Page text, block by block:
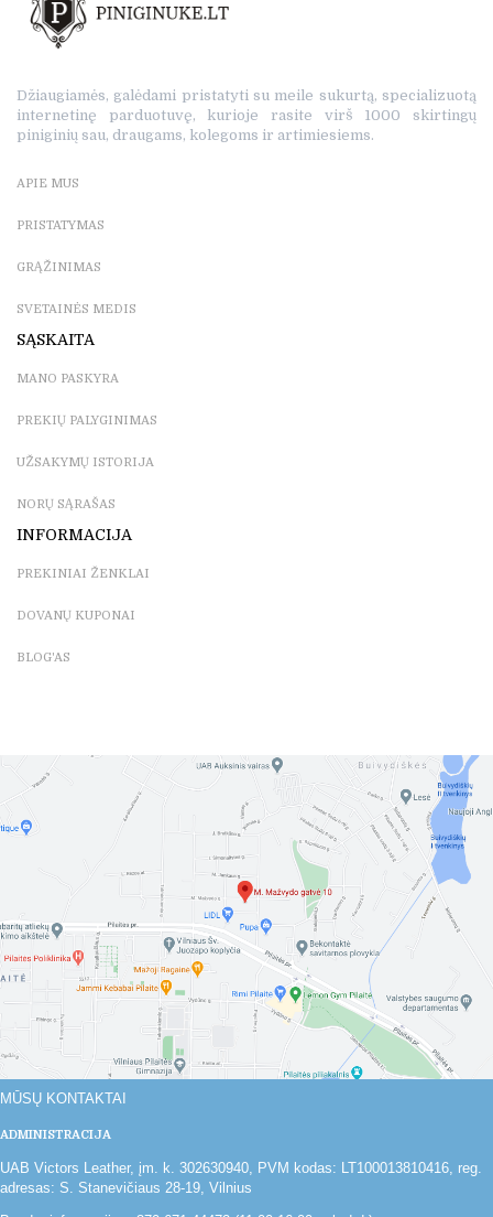
Džiaugiamės, galėdami pristatyti su meile sukurtą, specializuotą
internetinę parduotuvę, kurioje rasite virš 1000 skirtingų
piniginių sau, draugams, kolegoms ir artimiesiems.
APIE MUS
PRISTATYMAS
GRĄŽINIMAS
SVETAINĖS MEDIS
SĄSKAITA
MANO PASKYRA
PREKIŲ PALYGINIMAS
UŽSAKYMŲ ISTORIJA
NORŲ SĄRAŠAS
INFORMACIJA
PREKINIAI ŽENKLAI
DOVANŲ KUPONAI
BLOG'AS
MŪSŲ KONTAKTAI
ADMINISTRACIJA
UAB Victors Leather, įm. k. 302630940, PVM kodas: LT100013810416, reg.
adresas: S. Stanevičiaus 28-19, Vilnius